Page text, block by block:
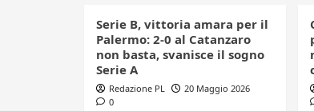
Serie B, vittoria amara per il
Palermo: 2-0 al Catanzaro
non basta, svanisce il sogno
Serie A
Redazione PL
20 Maggio 2026
0